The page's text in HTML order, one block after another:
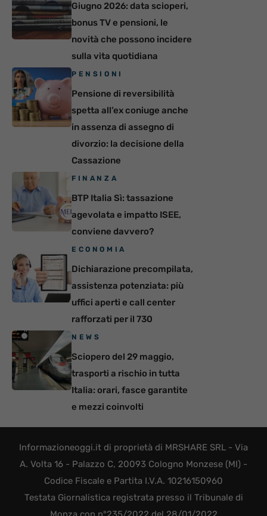
Giugno 2026: data scioperi,
bonus TV e pensioni, le
novità che possono incidere
sulla vita quotidiana
PENSIONI
Pensione di reversibilità
spetta all’ex coniuge anche
in assenza di assegno di
divorzio: la decisione della
Cassazione
FINANZA
BTP Italia Sì: tassazione
agevolata e impatto ISEE,
conviene davvero?
ECONOMIA
Dichiarazione precompilata,
assistenza potenziata: più
uffici aperti e call center
rafforzati per il 730
NEWS
Sciopero del 29 maggio,
trasporti a rischio in tutta
Italia: orari, fasce garantite
e mezzi coinvolti
Informazioneoggi.it di proprietà di MRSHARE SRL - Via
A. Volta 16 - Palazzo C, 20093 Cologno Monzese (MI) -
Codice Fiscale e Partita I.V.A. 10216150960
Testata Giornalistica registrata presso il Tribunale di